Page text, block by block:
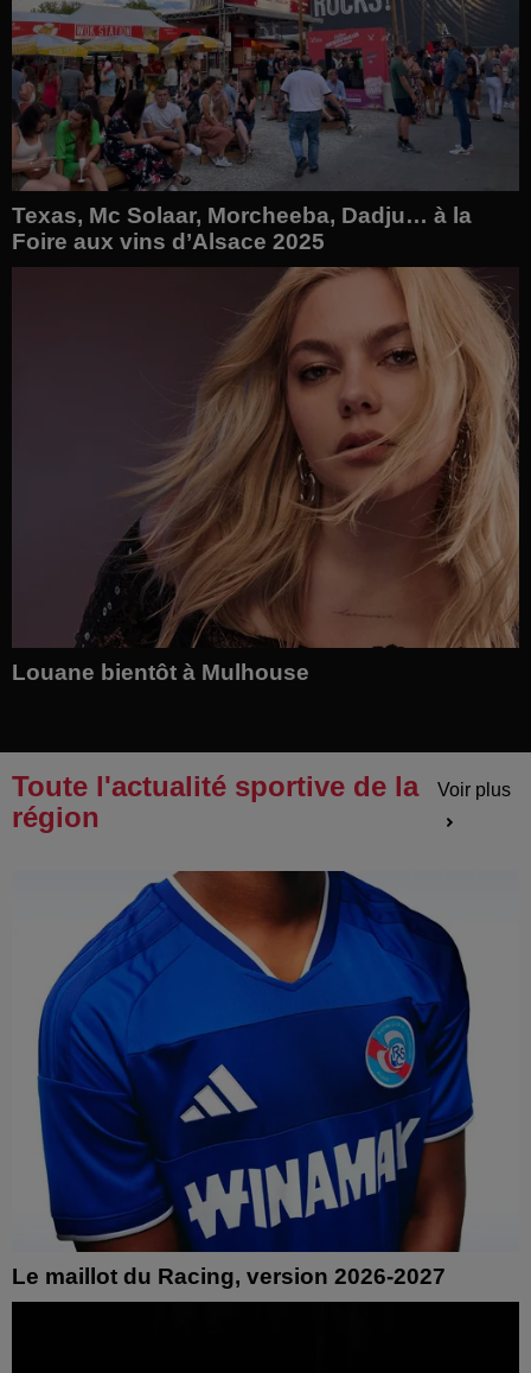
Texas, Mc Solaar, Morcheeba, Dadju… à la
Foire aux vins d’Alsace 2025
Louane bientôt à Mulhouse
Toute l'actualité sportive de la
région
Voir plus
Le maillot du Racing, version 2026-2027